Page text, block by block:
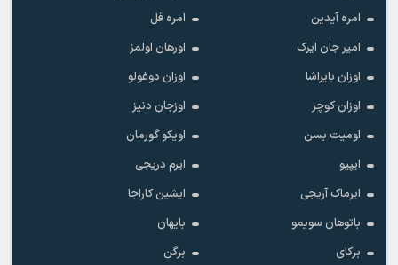
امره آیدین
امره فل
امیر جان ایرک
اورهان اولمز
اوزان بایراشا
اوزان دوغولو
اوزان کوچر
اوزجان دنیز
اومیت بسن
اویکو گورمان
ایپیو
ایرم دریجی
ایرماک آریجی
ایشین کاراجا
باتوهان سویمو
بایهان
برکای
برگن